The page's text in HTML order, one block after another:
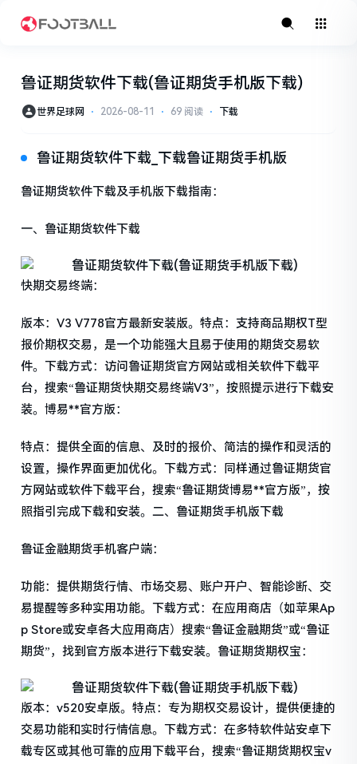
鲁证期货软件下载(鲁证期货手机版下载)
世界足球网 ⋅ 2026-08-11 ⋅ 69 阅读 ⋅ 下载
鲁证期货软件下载_下载鲁证期货手机版
鲁证期货软件下载及手机版下载指南：
一、鲁证期货软件下载
快期交易终端：
版本：V3 V778官方最新安装版。特点：支持商品期权T型
报价期权交易，是一个功能强大且易于使用的期货交易软
件。下载方式：访问鲁证期货官方网站或相关软件下载平
台，搜索“鲁证期货快期交易终端V3”，按照提示进行下载安
装。博易**官方版：
特点：提供全面的信息、及时的报价、简洁的操作和灵活的
设置，操作界面更加优化。下载方式：同样通过鲁证期货官
方网站或软件下载平台，搜索“鲁证期货博易**官方版”，按
照指引完成下载和安装。二、鲁证期货手机版下载
鲁证金融期货手机客户端：
功能：提供期货行情、市场交易、账户开户、智能诊断、交
易提醒等多种实用功能。下载方式：在应用商店（如苹果Ap
p Store或安卓各大应用商店）搜索“鲁证金融期货”或“鲁证
期货”，找到官方版本进行下载安装。鲁证期货期权宝：
版本：v520安卓版。特点：专为期权交易设计，提供便捷的
交易功能和实时行情信息。下载方式：在多特软件站安卓下
载专区或其他可靠的应用下载平台，搜索“鲁证期货期权宝v